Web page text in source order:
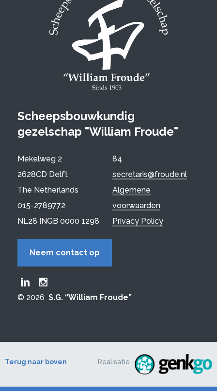
Scheepsbouwkundig
gezelschap "William Froude"
Mekelweg 2
2628CD Delft
The Netherlands
015-2789772
NL28 INGB 0000 1298
84
secretaris@froude.nl
Algemene
voorwaarden
Privacy Policy
Neem contact op
© 2026 S.G. “William Froude”
Terug naar boven Realisatie